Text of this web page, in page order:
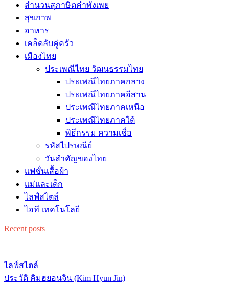
สำนวนสุภาษิตคำพังเพย
สุขภาพ
อาหาร
เคล็ดลับคู่ครัว
เมืองไทย
ประเพณีไทย วัฒนธรรมไทย
ประเพณีไทยภาคกลาง
ประเพณีไทยภาคอีสาน
ประเพณีไทยภาคเหนือ
ประเพณีไทยภาคใต้
พิธีกรรม ความเชื่อ
รหัสไปรษณีย์
วันสำคัญของไทย
แฟชั่นเสื้อผ้า
แม่และเด็ก
ไลฟ์สไตล์
ไอที เทคโนโลยี
Recent posts
ไลฟ์สไตล์
ประวัติ คิมฮยอนจิน (Kim Hyun Jin)